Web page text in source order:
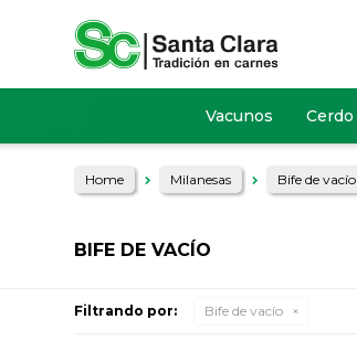
Vacunos Cerdo
Home Milanesas Bife de vacío
BIFE DE VACÍO
Filtrando por: Bife de vacío